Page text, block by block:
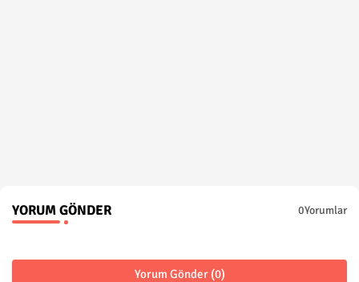
YORUM GÖNDER 0Yorumlar
Yorum Gönder (0)